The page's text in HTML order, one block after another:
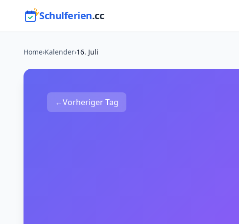
Schulferien.cc
Home›Kalender›16. Juli
←Vorheriger Tag